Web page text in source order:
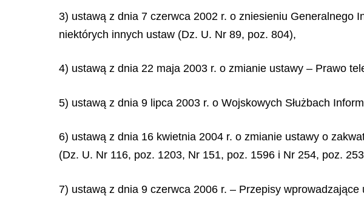
3) ustawą z dnia 7 czerwca 2002 r. o zniesieniu Generalnego
niektórych innych ustaw (Dz. U. Nr 89, poz. 804),
4) ustawą z dnia 22 maja 2003 r. o zmianie ustawy – Prawo
5) ustawą z dnia 9 lipca 2003 r. o Wojskowych Służbach
6) ustawą z dnia 16 kwietnia 2004 r. o zmianie ustawy o
(Dz. U. Nr 116, poz. 1203, Nr 151, poz. 1596 i Nr 254, poz.
7) ustawą z dnia 9 czerwca 2006 r. – Przepisy